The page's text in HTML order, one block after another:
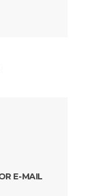
E-MAIL